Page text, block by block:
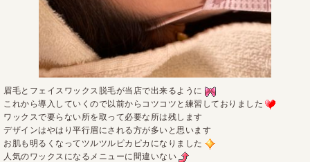
眉毛とフェイスワックス脱毛が当店で出来るように
これから導入していくので以前からコツコツと練習しておりました
ワックスで要らない所を取って必要な所は残します
デザインはやはり平行眉にされる方が多いと思います
お肌も明るくなってツルツルピカピカになりました
人気のワックスになるメニューに間違いない